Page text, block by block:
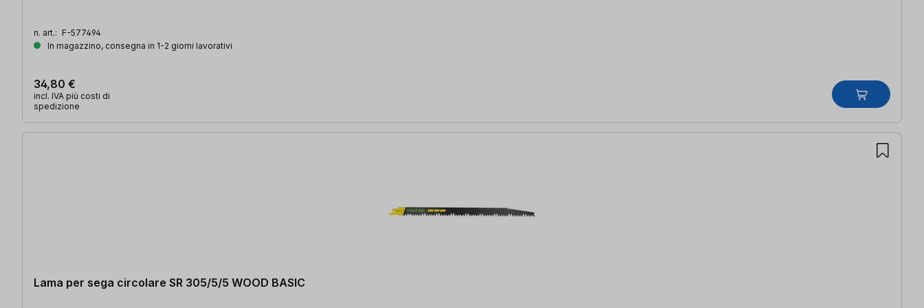
n. art.: F-577494
In magazzino, consegna in 1-2 giorni lavorativi
34,80 €
incl. IVA più costi di
spedizione
Lama per sega circolare SR 305/5/5 WOOD BASIC